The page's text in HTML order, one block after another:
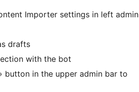
Importer settings in left admin
drafts
with the bot
button in the upper admin bar to